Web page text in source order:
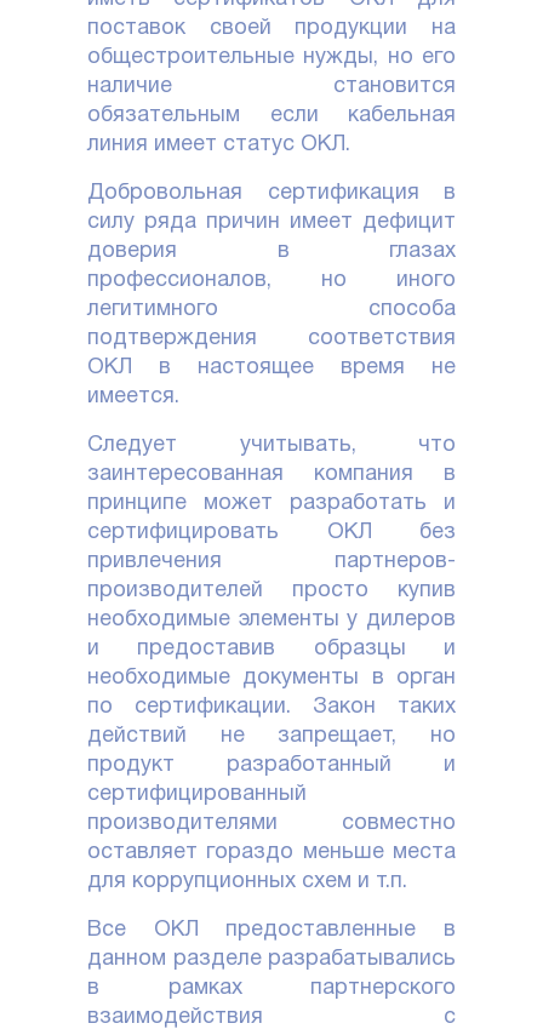
поставок своей продукции на
общестроительные нужды, но его
наличие становится
обязательным если кабельная
линия имеет статус ОКЛ.
Добровольная сертификация в
силу ряда причин имеет дефицит
доверия в глазах
профессионалов, но иного
легитимного способа
подтверждения соответствия
ОКЛ в настоящее время не
имеется.
Следует учитывать, что
заинтересованная компания в
принципе может разработать и
сертифицировать ОКЛ без
привлечения партнеров-
производителей просто купив
необходимые элементы у дилеров
и предоставив образцы и
необходимые документы в орган
по сертификации. Закон таких
действий не запрещает, но
продукт разработанный и
сертифицированный
производителями совместно
оставляет гораздо меньше места
для коррупционных схем и т.п.
Все ОКЛ предоставленные в
данном разделе разрабатывались
в рамках партнерского
взаимодействия с